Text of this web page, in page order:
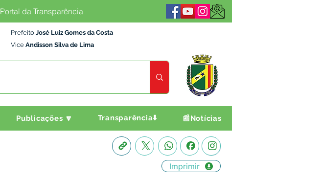
Portal da Transparência
Prefeito José Luiz Gomes da Costa
Vice Andisson Silva de Lima
Publicações 🔽 Transparência⬇️ 📰Notícias
Imprimir